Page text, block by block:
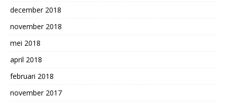
december 2018
november 2018
mei 2018
april 2018
februari 2018
november 2017